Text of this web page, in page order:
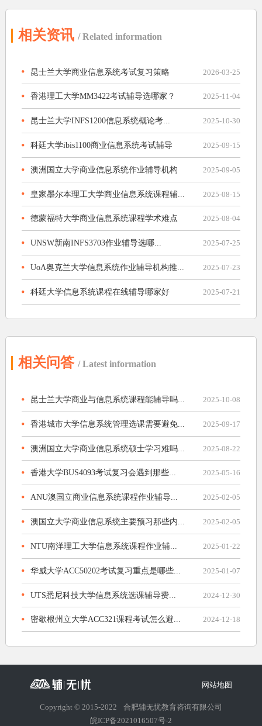
相关资讯 / Related information
昆士兰大学商业信息系统考试复习策略 2026-03-25
香港理工大学MM3422考试辅导选哪家？ 2025-11-04
昆士兰大学INFS1200信息系统概论考... 2025-10-30
科廷大学ibis1100商业信息系统考试辅导 2025-09-15
澳洲国立大学商业信息系统作业辅导机构 2025-09-05
皇家墨尔本理工大学商业信息系统课程辅... 2025-08-15
德蒙福特大学商业信息系统课程学术难点 2025-08-04
UNSW新南INFS3703作业辅导选哪... 2025-07-25
UoA奥克兰大学信息系统作业辅导机构推... 2025-07-23
科廷大学信息系统课程在线辅导哪家好 2025-07-21
相关问答 / Latest information
昆士兰大学商业与信息系统课程能辅导吗... 2025-10-08
香港城市大学信息系统管理选课需要避免... 2025-09-17
澳洲国立大学商业信息系统硕士学习难吗... 2025-08-22
香港大学BUS4093考试复习会遇到那些... 2025-05-16
ANU澳国立商业信息系统课程作业辅导... 2025-02-05
澳国立大学商业信息系统主要预习那些内... 2025-02-05
NTU南洋理工大学信息系统课程作业辅... 2025-01-22
华威大学ACC50202考试复习重点是哪些... 2025-01-07
UTS悉尼科技大学信息系统选课辅导费... 2024-12-30
密歇根州立大学ACC321课程考试怎么避... 2024-12-18
网站地图
Copyright © 2015-2022
合肥辅无忧教育咨询有限公司
皖ICP备2021016507号-2